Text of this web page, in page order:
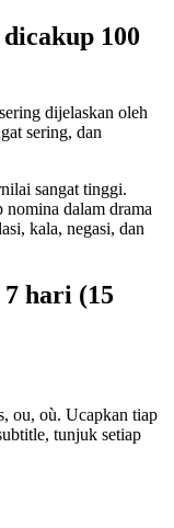
100
dijelaskan oleh
sering, dan
sangat tinggi.
nomina dalam drama
kala, negasi, dan
7 hari (15
ou, où. Ucapkan tiap
tunjuk setiap